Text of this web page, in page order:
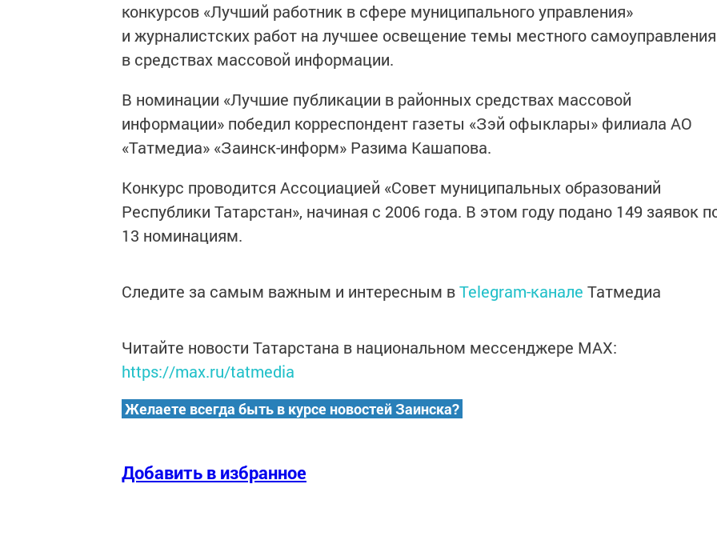
конкурсов «Лучший работник в сфере муниципального управления»
и журналистских работ на лучшее освещение темы местного самоуправления
в средствах массовой информации.
В номинации «Лучшие публикации в районных средствах массовой
информации» победил корреспондент газеты «Зэй офыклары» филиала АО
«Татмедиа» «Заинск-информ» Разима Кашапова.
Конкурс проводится Ассоциацией «Совет муниципальных образований
Республики Татарстан», начиная с 2006 года. В этом году подано 149 заявок
13 номинациям.
Следите за самым важным и интересным вTelegram-канале Татмедиа
Читайте новости Татарстана в национальном мессенджере MАХ:
https://max.ru/tatmedia
Желаете всегда быть в курсе новостей Заинска?
Добавить в избранное